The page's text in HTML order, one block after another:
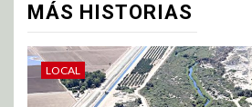
MÁS HISTORIAS
LOCAL